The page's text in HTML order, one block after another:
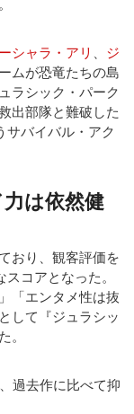
シャラ・アリ
ジ
ムが恐竜たちの島
ラシック・パーク
出部隊と難破した
サバイバル・アク
は依然健
おり、観客評価を
コアとなった。
「エンタメ性は抜
して『ジュラシッ
。
過去作に比べて抑